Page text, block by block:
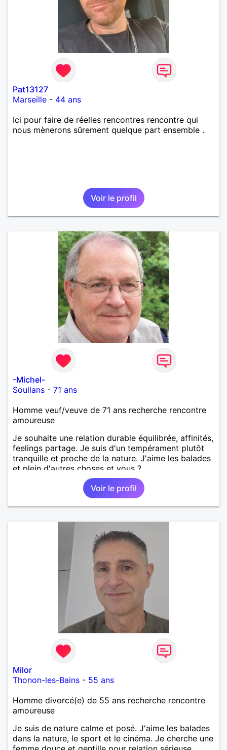
Pat13127
Marseille - 44 ans
Ici pour faire de réelles rencontres rencontre qui
nous mènerons sûrement quelque part ensemble .
Voir le profil
-Michel-
Soullans - 71 ans
Homme veuf/veuve de 71 ans recherche rencontre
amoureuse
Je souhaite une relation durable équilibrée, affinités,
feelings partage. Je suis d'un tempérament plutôt
tranquille et proche de la nature. J'aime les balades
et plein d'autres choses et vous ?
Voir le profil
Milor
Thonon-les-Bains - 55 ans
Homme divorcé(e) de 55 ans recherche rencontre
amoureuse
Je suis de nature calme et posé. J'aime les balades
dans la nature, le sport et le cinéma. Je cherche une